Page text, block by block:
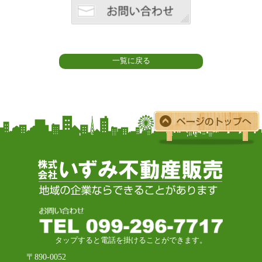
一覧に戻る
タップすると電話を掛けることができます。
〒890-0052